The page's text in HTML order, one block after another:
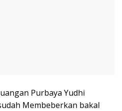
Purbaya Yudhi
Membeberkan bakal